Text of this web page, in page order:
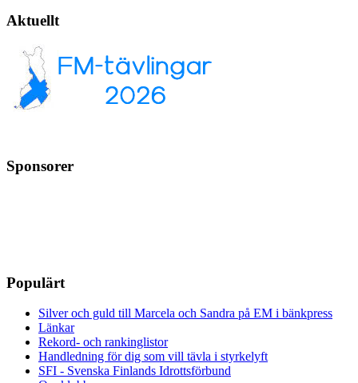
Aktuellt
Sponsorer
Populärt
Silver och guld till Marcela och Sandra på EM i bänkpress
Länkar
Rekord- och rankinglistor
Handledning för dig som vill tävla i styrkelyft
SFI - Svenska Finlands Idrottsförbund